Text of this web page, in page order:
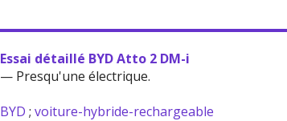
Essai détaillé BYD Atto 2 DM-i
— Presqu'une électrique.
BYD ;voiture-hybride-rechargeable